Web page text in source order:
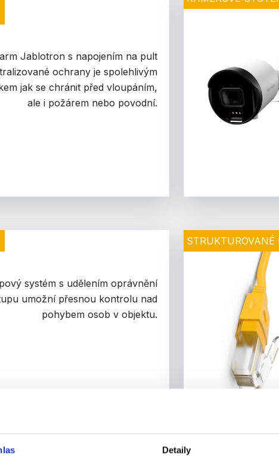
Detaily
Jablotron s napojením na pult
ochrany je spolehlivým
jak se chránit před vloupáním,
ale i požárem nebo povodní.
systém s udělením oprávnění
umožní přesnou kontrolu nad
pohybem osob v objektu.
STRUKTUROVANÉ